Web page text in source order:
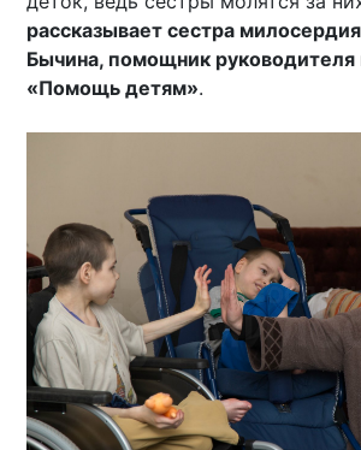
рассказывает сестра
Бычина, помощник руководителя
«Помощь детям».